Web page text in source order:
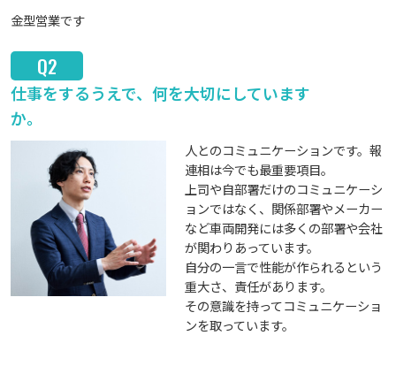
金型営業です
Q2
仕事をするうえで、何を大切にしています
か。
人とのコミュニケーションです。報
連相は今でも最重要項目。
上司や自部署だけのコミュニケーシ
ョンではなく、関係部署やメーカー
など車両開発には多くの部署や会社
が関わりあっています。
自分の一言で性能が作られるという
重大さ、責任があります。
その意識を持ってコミュニケーショ
ンを取っています。